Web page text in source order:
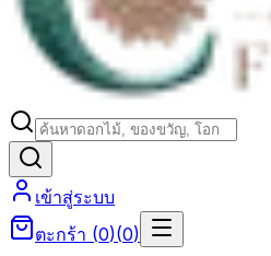
เข้าสู่ระบบ
ตะกร้า (0)(0)